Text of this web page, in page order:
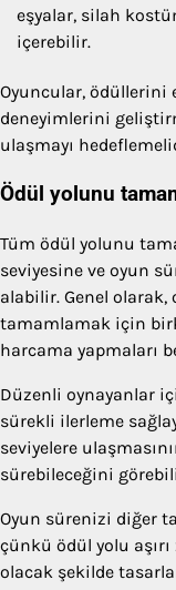
eşyalar, silah
içerebilir.
Oyuncular, ödüllerini
deneyimlerini
ulaşmayı
Ödül yolunu
Tüm ödül yolunu
seviyesine ve oyun
alabilir. Genel
tamamlamak için
harcama yapmaları
Düzenli oynayanlar
sürekli ilerleme
seviyelere
sürebileceğini
Oyun sürenizi diğer
çünkü ödül yolu
olacak şekilde